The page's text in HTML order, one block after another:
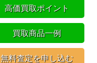
高価買取ポイント
買取商品一例
無料査定を申し込む